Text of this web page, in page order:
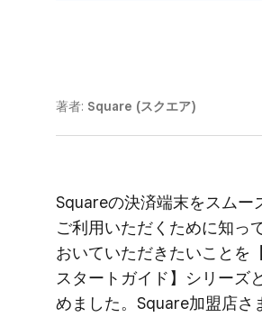
著者: Square (スクエア)
Squareの​決済端末を​​スムー
ご利用いただく​​ために​​知っ
おいていただきたい​​ことを​​
スタートガイド】シリーズ
めました。​​Square加盟店さ